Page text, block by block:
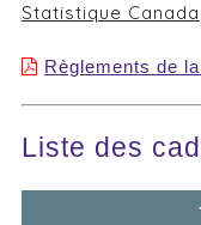
Statistique Canada
Règlements de
Liste des